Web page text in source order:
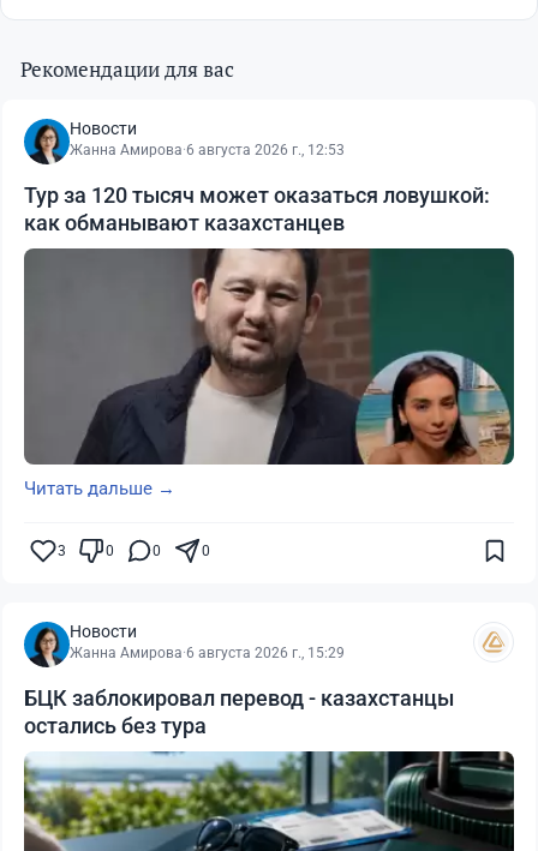
Рекомендации для вас
Новости
Жанна Амирова·6 августа 2026 г., 12:53
Тур за 120 тысяч может оказаться ловушкой:
как обманывают казахстанцев
Читать дальше →
3 0 0 0
Новости
Жанна Амирова·6 августа 2026 г., 15:29
БЦК заблокировал перевод - казахстанцы
остались без тура